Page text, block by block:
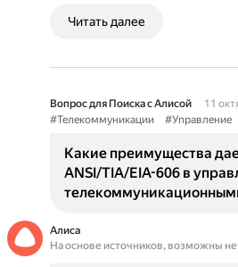
Читать далее
Вопрос для Поиска с Алисой
11
#Телекоммуникации
#Управление
Какие преимущества
ANSI/TIA/EIA-606 в
Алиса
На основе источников, возможны